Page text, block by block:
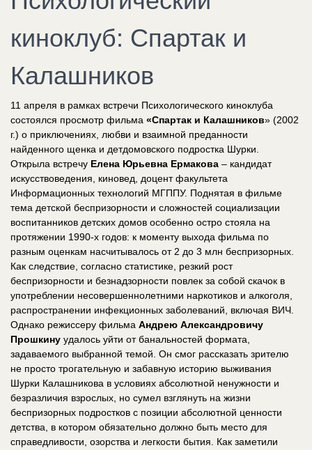
киноклуб: Спартак и
Калашников
11 апреля в рамках встречи Психологического киноклуба
состоялся просмотр фильма «Спартак и Калашников» (2002
г.) о приключениях, любви и взаимной преданности
найденного щенка и детдомовского подростка Шурки.
Открыла встречу Елена Юрьевна Ермакова – кандидат
искусствоведения, киновед, доцент факультета
Информационных технологий МГППУ. Поднятая в фильме
тема детской беспризорности и сложностей социализации
воспитанников детских домов особенно остро стояла на
протяжении 1990-х годов: к моменту выхода фильма по
разным оценкам насчитывалось от 2 до 3 млн беспризорных.
Как следствие, согласно статистике, резкий рост
беспризорности и безнадзорности повлек за собой скачок в
употреблении несовершеннолетними наркотиков и алкоголя,
распространении инфекционных заболеваний, включая ВИЧ.
Однако режиссеру фильма Андрею Александровичу
Прошкину удалось уйти от банальностей формата,
задаваемого выбранной темой. Он смог рассказать зрителю
не просто трогательную и забавную историю выживания
Шурки Калашникова в условиях абсолютной ненужности и
безразличия взрослых, но сумел взглянуть на жизни
беспризорных подростков с позиции абсолютной ценности
детства, в котором обязательно должно быть место для
справедливости, озорства и легкости бытия. Как заметили